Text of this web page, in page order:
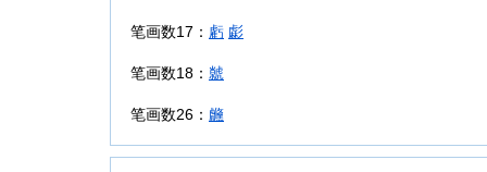
笔画数17： 虧 虨
笔画数18： 虩
笔画数26： 虪